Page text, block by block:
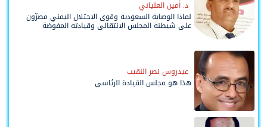
د. أمين العلياني
لماذا الوصاية السعودية وقوى الاحتلال اليمني مصرّون
على شيطنة المجلس الانتقالي وقيادته المفوضة
عيدروس نصر النقيب
هذا هو مجلس القيادة الرئاسي